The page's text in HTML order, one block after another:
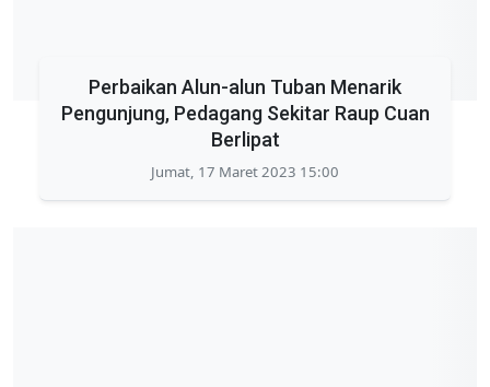
Perbaikan Alun-alun Tuban Menarik
Pengunjung, Pedagang Sekitar Raup Cuan
Berlipat
Jumat, 17 Maret 2023 15:00